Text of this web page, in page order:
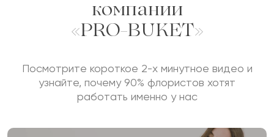
компании
«PRO-BUKET»
Посмотрите короткое 2-х минутное видео и
узнайте, почему 90% флористов хотят
работать именно у нас